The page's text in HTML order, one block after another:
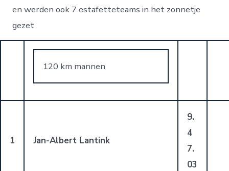
en werden ook 7 estafetteteams in het zonnetje
gezet
120 km mannen
1 Jan-Albert Lantink
9.
4
7.
03